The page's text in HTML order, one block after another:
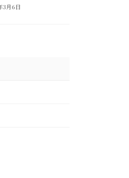
3月6日